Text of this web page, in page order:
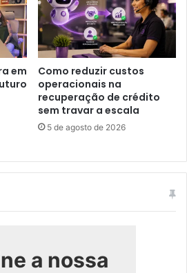
em
Como reduzir custos
operacionais na
recuperação de crédito
sem travar a escala
5 de agosto de 2026
a nossa